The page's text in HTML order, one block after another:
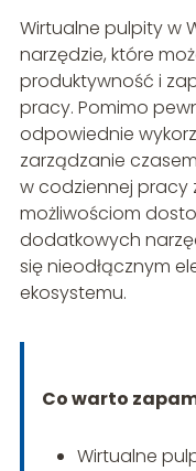
Wirtualne pulpity w
narzędzie, które
produktywność i
pracy. Pomimo
odpowiednie
zarządzanie
w codziennej pracy
możliwościom
dodatkowych
się nieodłącznym
ekosystemu.
Co warto
Wirtualne